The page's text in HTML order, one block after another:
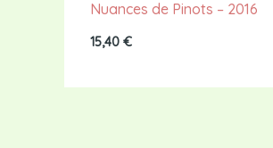
Nuances de Pinots – 2016
15,40€